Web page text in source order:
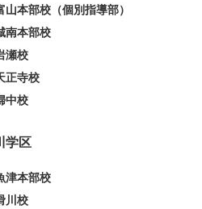
山本部校（個別指導部）
南本部校
瀬校
正寺校
中校
学区
津本部校
川校